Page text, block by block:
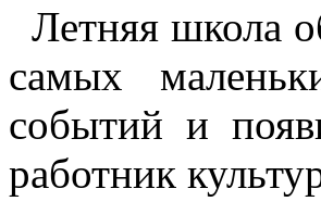
Летняя школа
самых
событий и
работник